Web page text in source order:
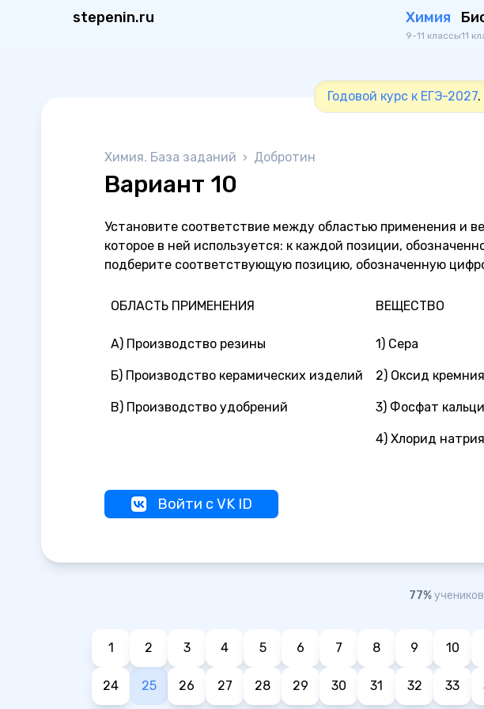
stepenin.ru Химия
9-11 классы11
Годовой курс к ЕГЭ-2027.
Химия. База заданий › Добротин
Вариант 10
Установите соответствие между областью применения и
которое в ней используется: к каждой позиции,
подберите соответствующую позицию, обозначенную
ОБЛАСТЬ ПРИМЕНЕНИЯ ВЕЩЕСТВО
A) Производство резины
Б) Производство керамических изделий
B) Производство удобрений
1) Сера
2) Оксид
3) Фосфат
4) Хлорид натрия
Войти с VK ID
77%
1 2 3 4 5 6 7 8 9 10
24 25 26 27 28 29 30 31 32 33